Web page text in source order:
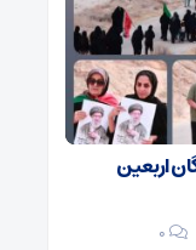
اربعین
۰